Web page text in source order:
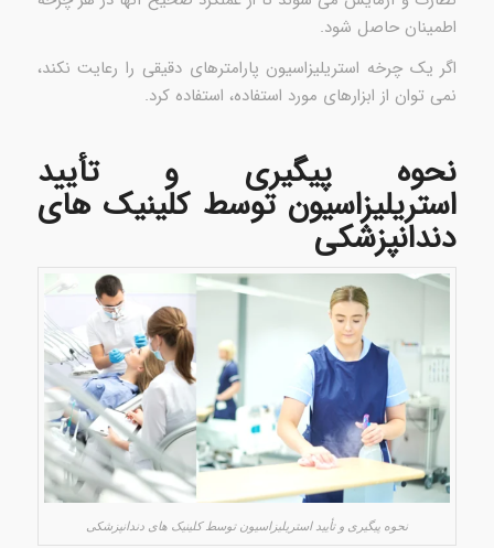
اطمینان حاصل شود.
اگر یک چرخه استریلیزاسیون پارامترهای دقیقی را رعایت نکند،
نمی توان از ابزارهای مورد استفاده، استفاده کرد.
نحوه پیگیری و تأیید
استریلیزاسیون توسط کلینیک های
دندانپزشکی
نحوه پیگیری و تأیید استریلیزاسیون توسط کلینیک های دندانپزشکی